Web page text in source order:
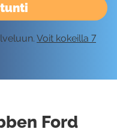
Voit kokeilla 7
Ford